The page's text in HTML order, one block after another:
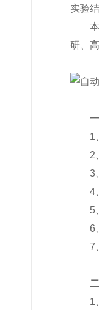
实验
本仪
研、
1、
2、
3、
4、
5、
6、
7、
1、